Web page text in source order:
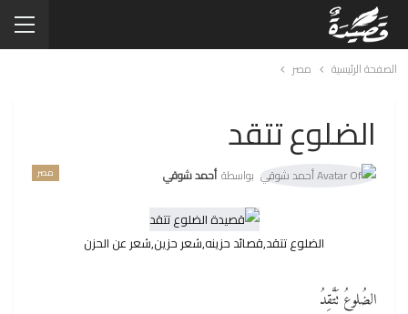
الصفحة الرئيسية مصر
الضلوع تتقد
مصر بواسطة أحمد شوقي
الضلوع تتقد,قصائد حزينه,شعر حزين,شعر عن الحزن
الضُلوعُ تَتَّقِدُ